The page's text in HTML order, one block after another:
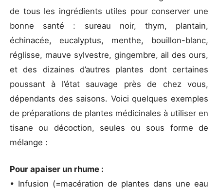
de tous les ingrédients utiles pour conserver une
bonne santé : sureau noir, thym, plantain,
échinacée, eucalyptus, menthe, bouillon-blanc,
réglisse, mauve sylvestre, gingembre, ail des ours,
et des dizaines d’autres plantes dont certaines
poussant à l’état sauvage près de chez vous,
dépendants des saisons. Voici quelques exemples
de préparations de plantes médicinales à utiliser en
tisane ou décoction, seules ou sous forme de
mélange :
Pour apaiser un rhume :
• Infusion (=macération de plantes dans une eau